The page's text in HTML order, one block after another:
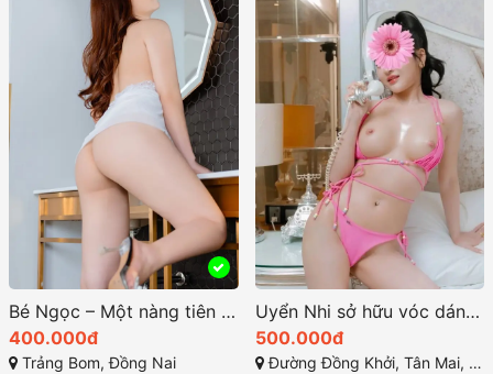
Bé Ngọc – Một nàng tiên xinh đẹp và dễ thương
400.000đ
Trảng Bom, Đồng Nai
Uyển Nhi sở hữu vóc dáng chuẩn mực đường cong quyến rũ
500.000đ
Đường Đồng Khởi, Tân Mai, Biên Hòa, Đồng Nai